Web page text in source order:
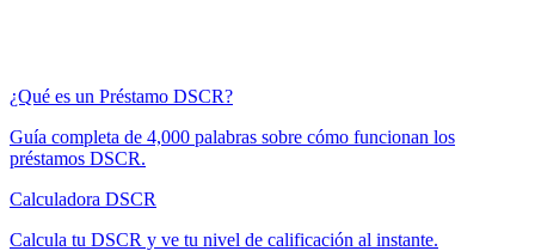
¿Qué es un Préstamo DSCR?
Guía completa de 4,000 palabras sobre cómo funcionan los
préstamos DSCR.
Calculadora DSCR
Calcula tu DSCR y ve tu nivel de calificación al instante.